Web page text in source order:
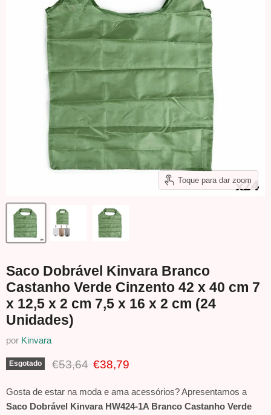
Toque para dar zoom
Saco Dobrável Kinvara Branco
Castanho Verde Cinzento 42 x 40 cm 7
x 12,5 x 2 cm 7,5 x 16 x 2 cm (24
Unidades)
por Kinvara
Esgotado Preço Original
€53,64 Preço Atual
€38,79
Gosta de estar na moda e ama acessórios? Apresentamos a
Saco Dobrável Kinvara HW424-1A Branco Castanho Verde